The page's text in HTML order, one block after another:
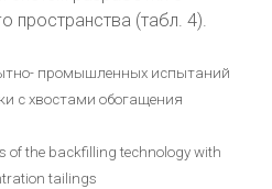
пространства (табл. 4).
промышленных испытаний
с хвостами обогащения
of the backfilling technology with
tailings